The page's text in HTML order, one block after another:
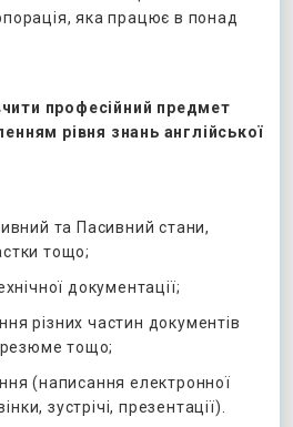
яка працює в понад
професійний предмет
рівня знань англійської
та Пасивний стани,
тощо;
документації;
різних частин документів
резюме тощо;
(написання електронної
зустрічі, презентації).